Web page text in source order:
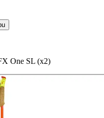
One SL (x2)